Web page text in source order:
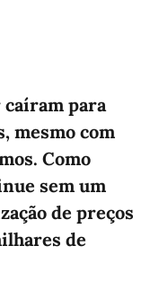
caíram para
mesmo com
Como
sem um
de preços
de